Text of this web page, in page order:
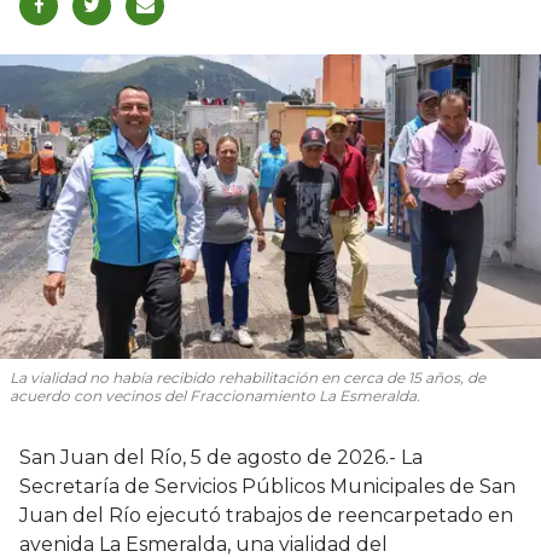
La vialidad no había recibido rehabilitación en cerca de 15 años, de
acuerdo con vecinos del Fraccionamiento La Esmeralda.
San Juan del Río, 5 de agosto de 2026.- La
Secretaría de Servicios Públicos Municipales de San
Juan del Río ejecutó trabajos de reencarpetado en
avenida La Esmeralda, una vialidad del